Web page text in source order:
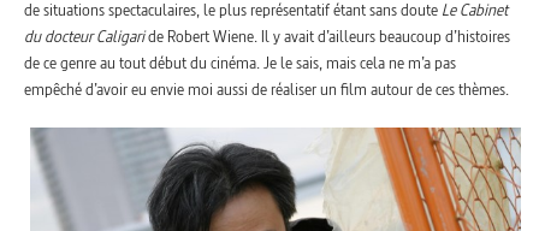
de situations spectaculaires, le plus représentatif étant sans doute Le Cabinet
du docteur Caligaride Robert Wiene. Il y avait d’ailleurs beaucoup d’histoires
de ce genre au tout début du cinéma. Je le sais, mais cela ne m’a pas
empêché d’avoir eu envie moi aussi de réaliser un film autour de ces thèmes.